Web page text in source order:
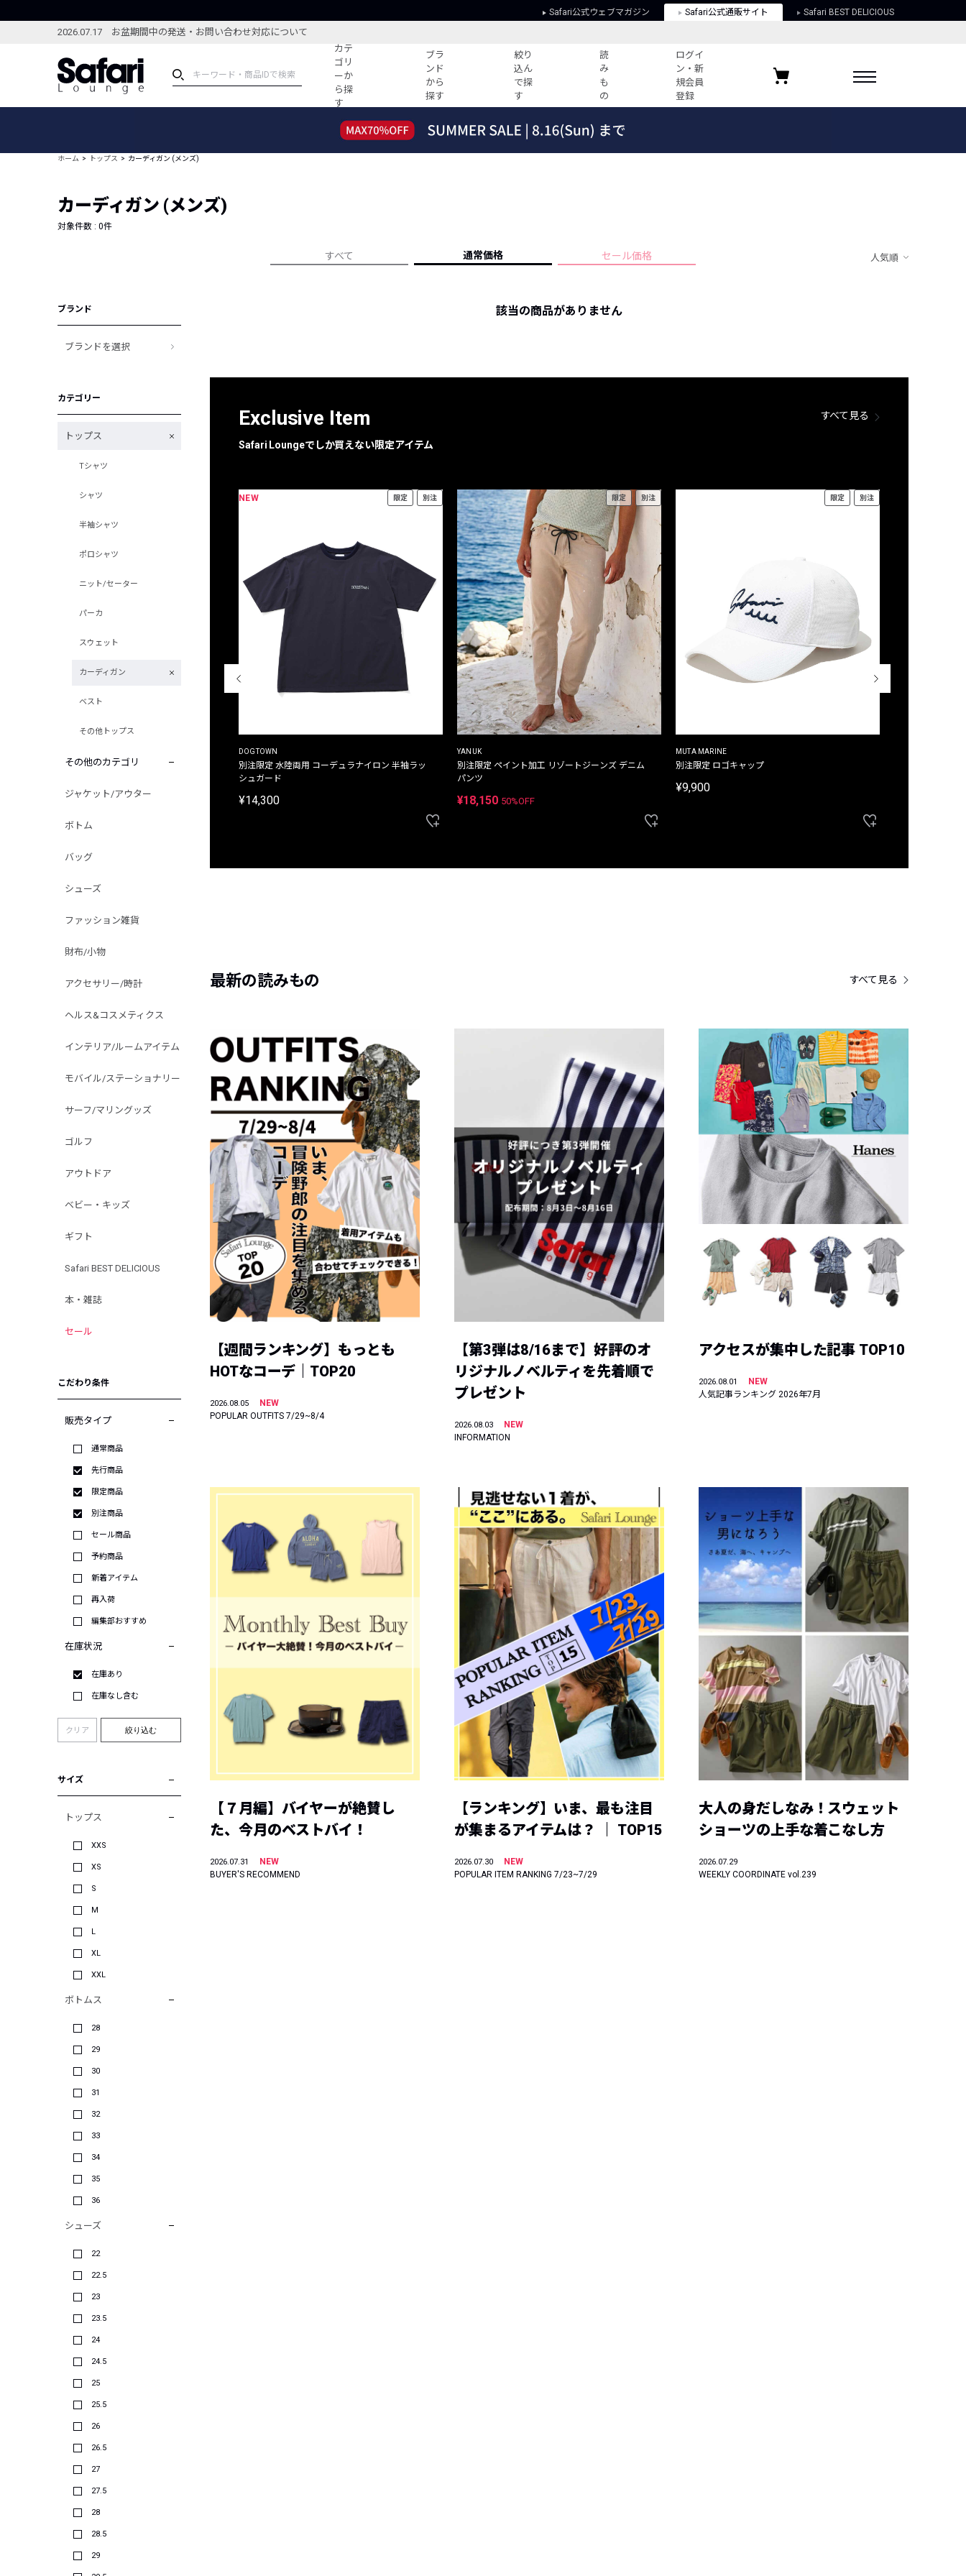
Safari公式ウェブマガジン Safari公式通販サイト Safari BEST DELICIOUS
2026.07.17 お盆期間中の発送・お問い合わせ対応について
カテ
ゴリ
ーか
ら探
す
ブラ
ンド
から
探す
絞り
込ん
で探
す
読
み
も
の
ログイ
ン・新
規会員
登録
ブランドから探す
新着アイテム
編集部のおすすめアイテム
すべての記事
人気記事ランキング
フォーカスブランド
プライバシーポリシー
お気に入りブランド
ホーム トップス カーディガン (メンズ)
カーディガン (メンズ)
対象件数 : 0件
すべて 通常価格 セール価格 人気順
ブランド
ブランドを選択
カテゴリー
トップス
Tシャツ
シャツ
半袖シャツ
ポロシャツ
ニット/セーター
パーカ
スウェット
カーディガン
ベスト
その他トップス
その他のカテゴリ
ジャケット/アウター
ボトム
バッグ
シューズ
ファッション雑貨
財布/小物
アクセサリー/時計
ヘルス&コスメティクス
インテリア/ルームアイテム
モバイル/ステーショナリー
サーフ/マリングッズ
ゴルフ
アウトドア
ベビー・キッズ
ギフト
Safari BEST DELICIOUS
本・雑誌
セール
こだわり条件
販売タイプ
通常商品
先行商品
限定商品
別注商品
セール商品
予約商品
新着アイテム
再入荷
編集部おすすめ
在庫状況
在庫あり
在庫なし含む
クリア 絞り込む
サイズ
トップス
XXS
XS
S
M
L
XL
XXL
ボトムス
28
29
30
31
32
33
34
35
36
シューズ
22
22.5
23
23.5
24
24.5
25
25.5
26
26.5
27
27.5
28
28.5
29
該当の商品がありません
Exclusive Item
Safari Loungeでしか買えない限定アイテム
すべて見る
別注限定 ピグメントダイ バックプリント サーフ
NEW 限定 別注
DOGTOWN
別注限定 水陸両用 コーデュラナイロン 半袖ラッ
シュガード
¥14,300
限定 別注
YANUK
別注限定 ペイント加工 リゾートジーンズ デニム
パンツ
¥18,150 50%OFF
限定 別注
MUTA MARINE
別注限定 ロゴキャップ
¥9,900
最新の読みもの すべて見る
【週間ランキング】もっとも
HOTなコーデ｜TOP20
2026.08.05
NEW
POPULAR OUTFITS 7/29~8/4
【第3弾は8/16まで】好評のオ
リジナルノベルティを先着順で
プレゼント
2026.08.03
NEW
INFORMATION
アクセスが集中した記事 TOP10
2026.08.01
NEW
人気記事ランキング 2026年7月
【７月編】バイヤーが絶賛し
た、今月のベストバイ！
2026.07.31
NEW
BUYER'S RECOMMEND
【ランキング】いま、最も注目
が集まるアイテムは？ ｜ TOP15
2026.07.30
NEW
POPULAR ITEM RANKING 7/23~7/29
大人の身だしなみ！スウェット
ショーツの上手な着こなし方
2026.07.29
WEEKLY COORDINATE vol.239